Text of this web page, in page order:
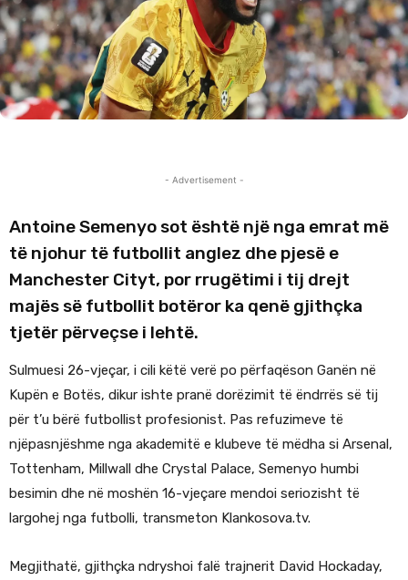
- Advertisement -
Antoine Semenyo sot është një nga emrat më
të njohur të futbollit anglez dhe pjesë e
Manchester Cityt, por rrugëtimi i tij drejt
majës së futbollit botëror ka qenë gjithçka
tjetër përveçse i lehtë.
Sulmuesi 26-vjeçar, i cili këtë verë po përfaqëson Ganën në
Kupën e Botës, dikur ishte pranë dorëzimit të ëndrrës së tij
për t’u bërë futbollist profesionist. Pas refuzimeve të
njëpasnjëshme nga akademitë e klubeve të mëdha si Arsenal,
Tottenham, Millwall dhe Crystal Palace, Semenyo humbi
besimin dhe në moshën 16-vjeçare mendoi seriozisht të
largohej nga futbolli, transmeton Klankosova.tv.
Megjithatë, gjithçka ndryshoi falë trajnerit David Hockaday,